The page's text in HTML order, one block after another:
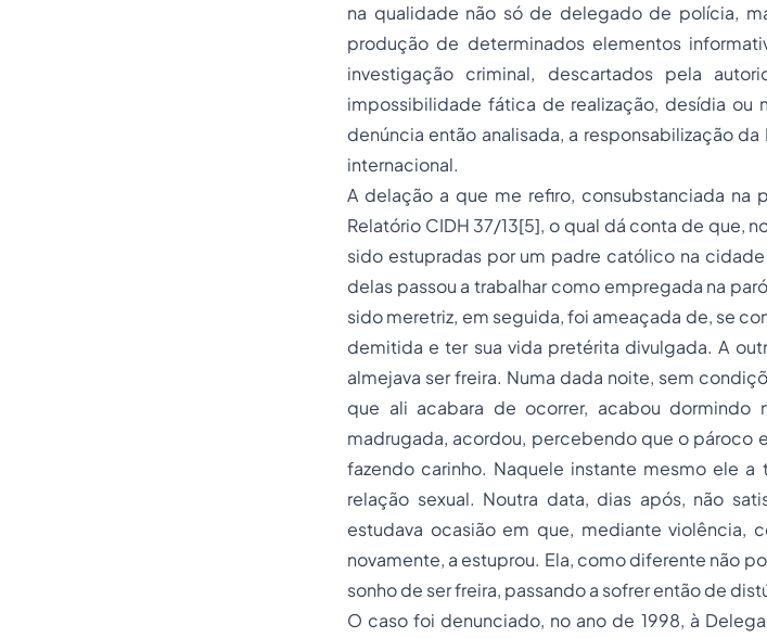
na qualidade não só de delegado de polícia,
produção de determinados elementos
investigação criminal, descartados pela
impossibilidade fática de realização, desídia ou
denúncia então analisada, a responsabilização
internacional.
A delação a que me refiro, consubstanciada
Relatório CIDH 37/13[5], o qual dá conta de que,
sido estupradas por um padre católico na
delas passou a trabalhar como empregada na
sido meretriz, em seguida, foi ameaçada de, se
demitida e ter sua vida pretérita divulgada. A
almejava ser freira. Numa dada noite, sem
que ali acabara de ocorrer, acabou dormindo
madrugada, acordou, percebendo que o pároco
fazendo carinho. Naquele instante mesmo ele
relação sexual. Noutra data, dias após, não
estudava ocasião em que, mediante violência,
novamente, a estuprou. Ela, como diferente não
sonho de ser freira, passando a sofrer então de
O caso foi denunciado, no ano de 1998, à